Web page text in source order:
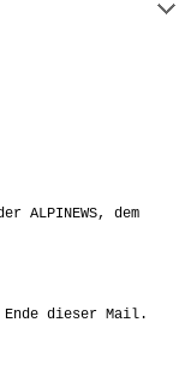
ALPINEWS, dem
Ende dieser Mail.